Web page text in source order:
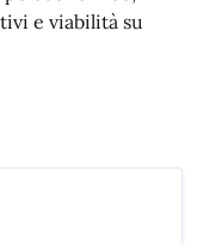
e viabilità su